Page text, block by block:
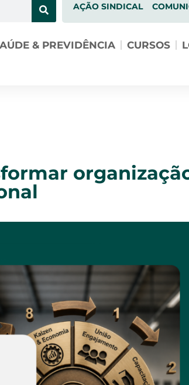
AÇÃO SINDICAL
& PREVIDÊNCIA CURSOS